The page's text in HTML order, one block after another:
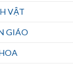
VẬT
GIÁO